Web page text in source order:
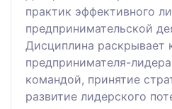
практик эффективного
предпринимательской
Дисциплина раскрывает
предпринимателя-
командой, принятие
развитие лидерского